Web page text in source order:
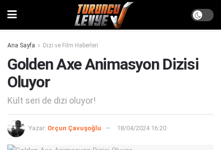
Ana Sayfa Dizi ve Film Haberleri
Golden Axe Animasyon Dizisi
Oluyor
Kült seri de dizi oluyor!
Yazar: Orçun Çavuşoğlu 18/04/2024 16:20